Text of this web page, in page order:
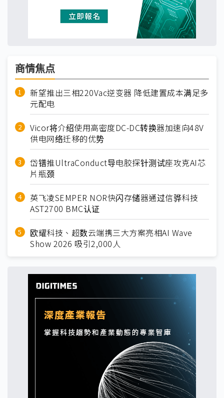
商情焦点
新望推出三相220Vac逆变器 降低建置成本满足多
元配电
Vicor将介绍使用高密度DC-DC转换器加速向48V
供电网络迁移的优势
岱镨推UltraConduct导电胶探针测试座攻克AI芯
片瓶颈
英飞凌SEMPER NOR快闪存储器通过信骅科技
AST2700 BMC认证
欧耀科技、超数云端携三大方案亮相AI Wave
Show 2026 吸引2,000人